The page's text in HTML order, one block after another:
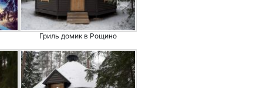
Гриль домик в Рощино